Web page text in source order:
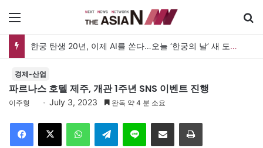
한궁 탄생 20년, 이제 AI를 쏜다…오늘 ‘한궁의 날’ 새 도약 선언
경제-산업
파르나스 호텔 제주, 개관 1주년 SNS 이벤트 진행
이주형 July 3, 2023 완독 약 4 분 소요
Telegram 이메일